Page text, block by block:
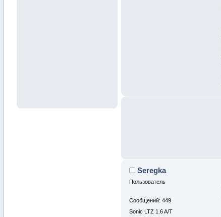
Seregka
Пользователь
Сообщений: 449
Sonic LTZ 1.6 A/T